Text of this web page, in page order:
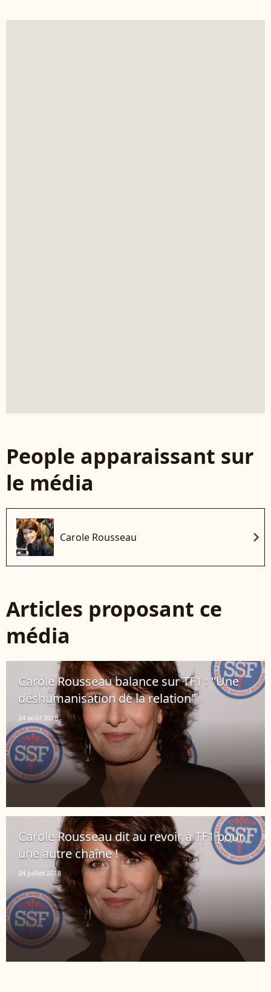
People apparaissant sur
le média
Carole Rousseau chevron_right
Articles proposant ce
média
Carole Rousseau balance sur TF1 : "Une
déshumanisation de la relation"
24 août 2018
Carole Rousseau dit au revoir à TF1 pour
une autre chaîne !
24 juillet 2018